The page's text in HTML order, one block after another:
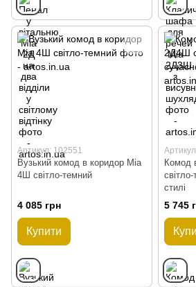
Артикул: 102551
Вузький комод в коридор Mia
4Ш світло-темний
4 085 грн
Купити
Комод
стилі
5 745